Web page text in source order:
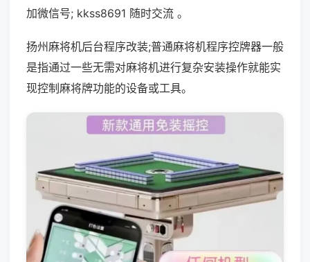
加微信号; kkss8691 随时交流 。
扬州麻将机后台程序改装;普通麻将机程序控牌器一般
是指通过一些无需对麻将机进行复杂安装操作就能实
现控制麻将牌功能的设备或工具。